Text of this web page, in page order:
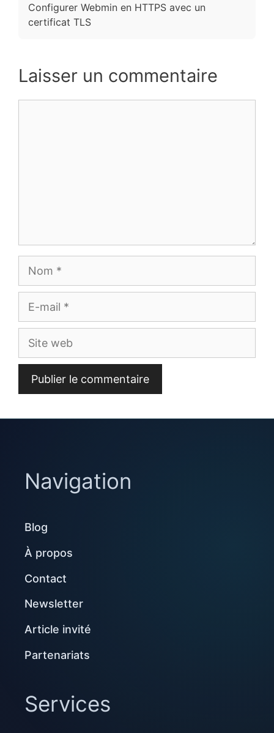
Configurer Webmin en HTTPS avec un
certificat TLS
Laisser un commentaire
Site
Navigation
Blog
À propos
Contact
Newsletter
Article invité
Partenariats
Services